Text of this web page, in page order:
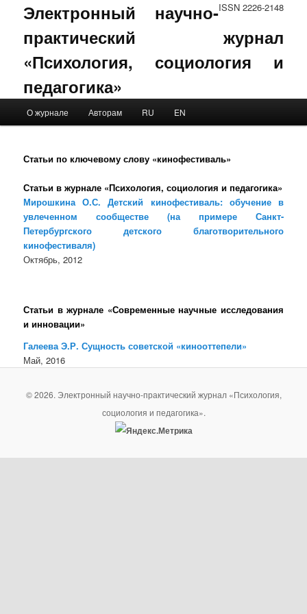
ISSN 2226-2148
Электронный научно-
практический журнал
«Психология, социология и
педагогика»
Skip to primary content
Skip to secondary content
О журнале Авторам RU EN
Статьи по ключевому слову «кинофестиваль»
Статьи в журнале «Психология, социология и педагогика»
Мирошкина О.С. Детский кинофестиваль: обучение в
увлеченном сообществе (на примере Санкт-
Петербургского детского благотворительного
кинофестиваля)
Октябрь, 2012
Статьи в журнале «Современные научные исследования
и инновации»
Галеева Э.Р. Сущность советской «кинооттепели»
Май, 2016
© 2026. Электронный научно-практический журнал «Психология,
социология и педагогика».